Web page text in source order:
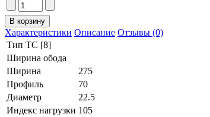
Характеристики Описание Отзывы (0)
Тип ТС [8]
Ширина обода
Ширина
275
Профиль
70
Диаметр
22.5
Индекс нагрузки 105